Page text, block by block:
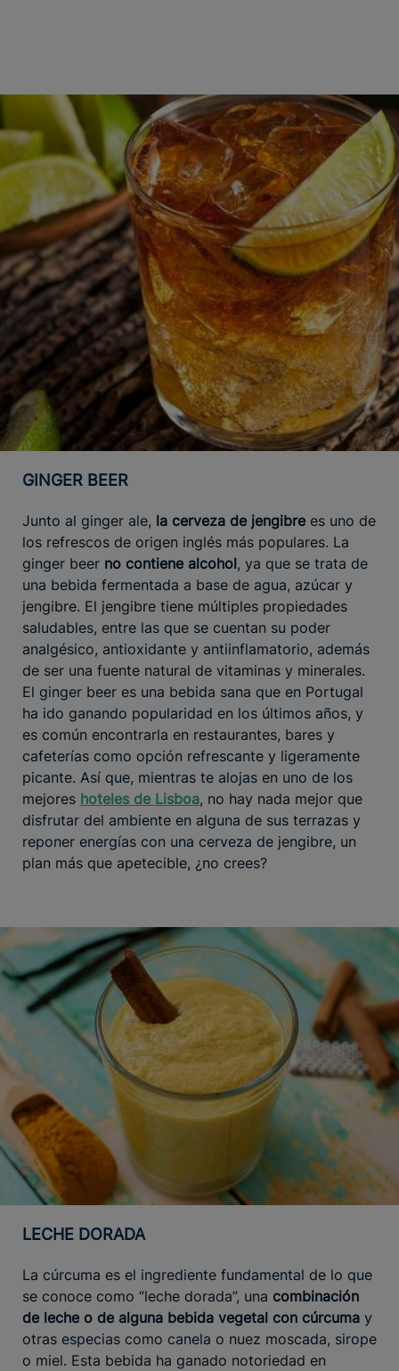
GINGER BEER
Junto al ginger ale, la cerveza de jengibre es uno de
los refrescos de origen inglés más populares. La
ginger beer no contiene alcohol, ya que se trata de
una bebida fermentada a base de agua, azúcar y
jengibre. El jengibre tiene múltiples propiedades
saludables, entre las que se cuentan su poder
analgésico, antioxidante y antiinflamatorio, además
de ser una fuente natural de vitaminas y minerales.
El ginger beer es una bebida sana que en Portugal
ha ido ganando popularidad en los últimos años, y
es común encontrarla en restaurantes, bares y
cafeterías como opción refrescante y ligeramente
picante. Así que, mientras te alojas en uno de los
mejores hoteles de Lisboa, no hay nada mejor que
disfrutar del ambiente en alguna de sus terrazas y
reponer energías con una cerveza de jengibre, un
plan más que apetecible, ¿no crees?
LECHE DORADA
La cúrcuma es el ingrediente fundamental de lo que
se conoce como “leche dorada”, una combinación
de leche o de alguna bebida vegetal con cúrcuma y
otras especias como canela o nuez moscada, sirope
o miel. Esta bebida ha ganado notoriedad en